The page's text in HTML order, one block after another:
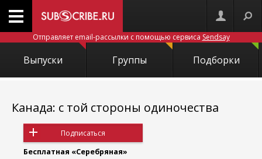
Отправляет email-рассылки с помощью сервиса Sendsay
Выпуски Группы Подборки
Канада: с той стороны одиночества
Подписаться
Бесплатная «Серебряная»